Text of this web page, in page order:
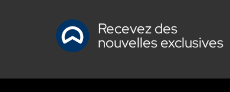
Recevez des
nouvelles exclusives